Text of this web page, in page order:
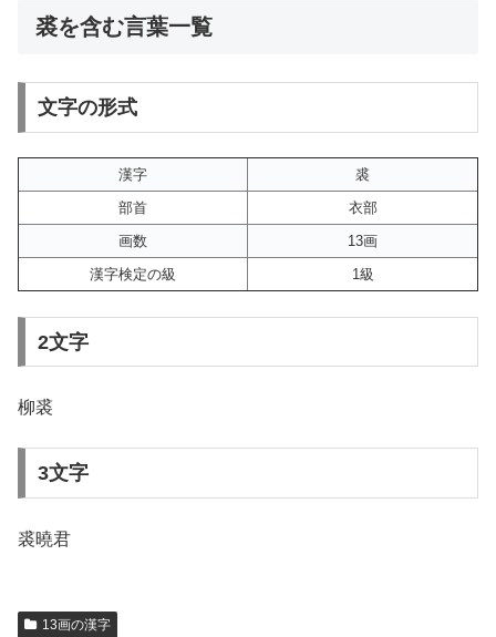
裘を含む言葉一覧
文字の形式
漢字
裘
部首
衣部
画数
13画
漢字検定の級
1級
2文字
柳裘
3文字
裘曉君
13画の漢字